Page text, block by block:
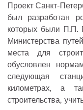
Проект Санкт-
был разработан
которых были П.П.
Министерства
места для
обусловлен
следующая
километрах, а
строительства,